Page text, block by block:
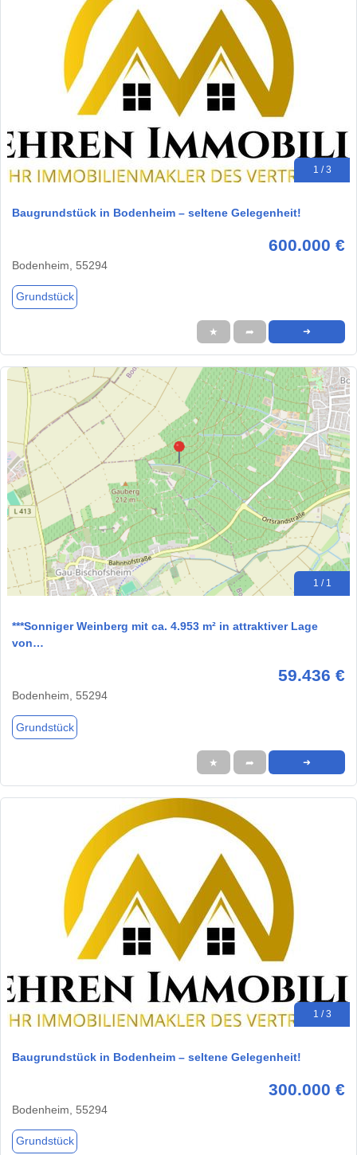
1 / 3
Baugrundstück in Bodenheim – seltene Gelegenheit!
600.000 €
Bodenheim, 55294
Grundstück
★ ➦ ➜
1 / 1
***Sonniger Weinberg mit ca. 4.953 m² in attraktiver Lage
von…
59.436 €
Bodenheim, 55294
Grundstück
★ ➦ ➜
1 / 3
Baugrundstück in Bodenheim – seltene Gelegenheit!
300.000 €
Bodenheim, 55294
Grundstück